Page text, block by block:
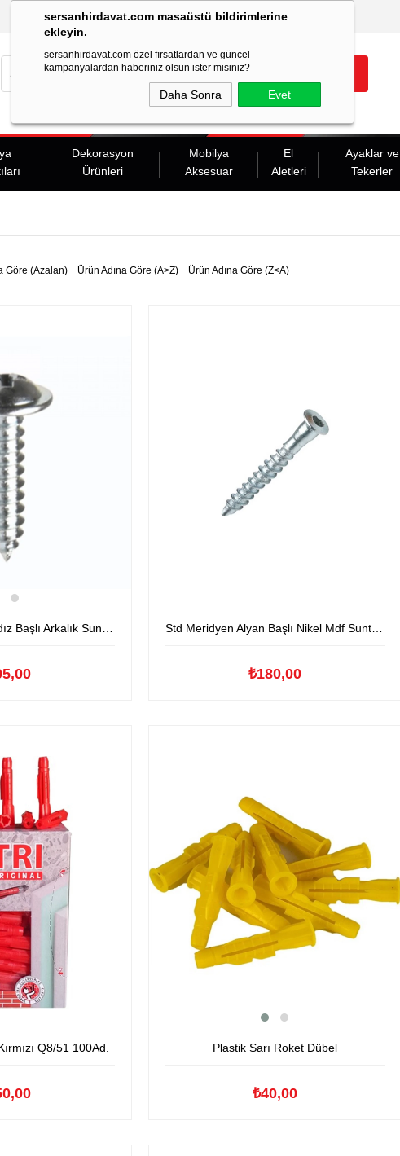
sersanhirdavat.com masaüstü bildirimlerine
ekleyin.
sersanhirdavat.com özel fırsatlardan ve güncel
kampanyalardan haberiniz olsun ister misiniz?
Daha Sonra Evet
Dekorasyon
Ürünleri
Mobilya
Aksesuar
El
Aletleri
Ayaklar ve
Tekerler
Göre (Azalan) Ürün Adına Göre (A>Z) Ürün Adına Göre (Z<A)
Arkalık Sunta Vidası Nikel Std Meridyen Alyan Başlı Nikel Mdf Sunta Vidası
₺180,00
Q8/51 100Ad. Plastik Sarı Roket Dübel
₺40,00